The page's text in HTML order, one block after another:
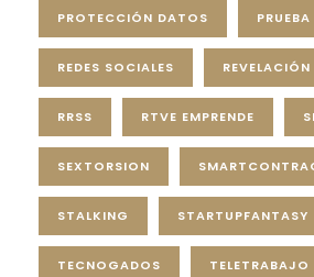
PROTECCIÓN DATOS
REDES SOCIALES
RRSS RTVE EMPRENDE
SEXTORSION
STALKING STARTUPFANTASY
TECNOGADOS TELETRABAJO